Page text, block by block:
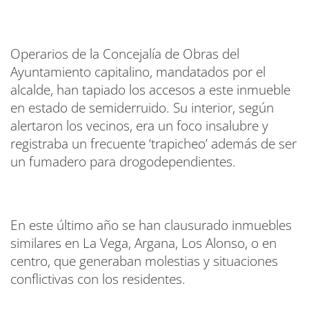
Operarios de la Concejalía de Obras del
Ayuntamiento capitalino, mandatados por el
alcalde, han tapiado los accesos a este inmueble
en estado de semiderruido. Su interior, según
alertaron los vecinos, era un foco insalubre y
registraba un frecuente ‘trapicheo’ además de ser
un fumadero para drogodependientes.
En este último año se han clausurado inmuebles
similares en La Vega, Argana, Los Alonso, o en
centro, que generaban molestias y situaciones
conflictivas con los residentes.